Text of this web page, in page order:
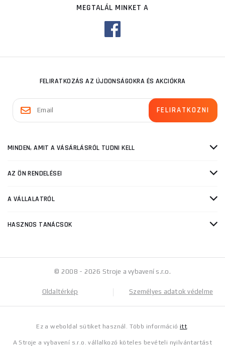
MEGTALÁL MINKET A
FELIRATKOZÁS AZ ÚJDONSÁGOKRA ÉS AKCIÓKRA
MINDEN, AMIT A VÁSÁRLÁSRÓL TUDNI KELL
AZ ÖN RENDELÉSEI
A VÁLLALATRÓL
HASZNOS TANÁCSOK
© 2008 - 2026 Stroje a vybavení s.r.o.
Oldaltérkép Személyes adatok védelme
Ez a weboldal sütiket használ. Több információitt.
A Stroje a vybavení s.r.o. vállalkozó köteles bevételi nyilvántartást